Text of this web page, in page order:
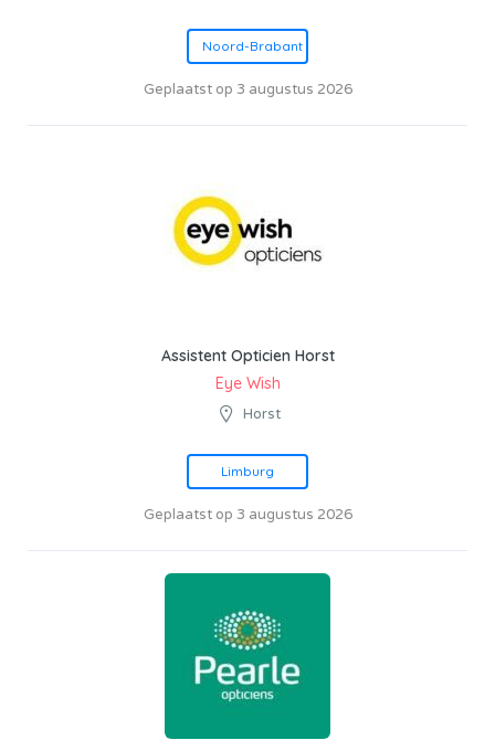
Noord-Brabant
Geplaatst op 3 augustus 2026
Assistent Opticien Horst
Eye Wish
Horst
Limburg
Geplaatst op 3 augustus 2026